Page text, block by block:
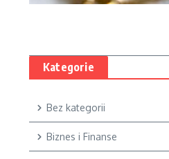
Kategorie
Bez kategorii
Biznes i Finanse